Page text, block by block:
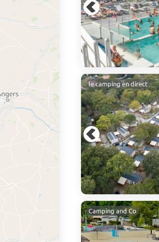
le camping en direct
Camping and Co